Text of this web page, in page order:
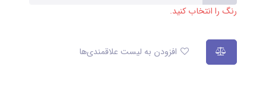
رنگ را انتخاب کنید.